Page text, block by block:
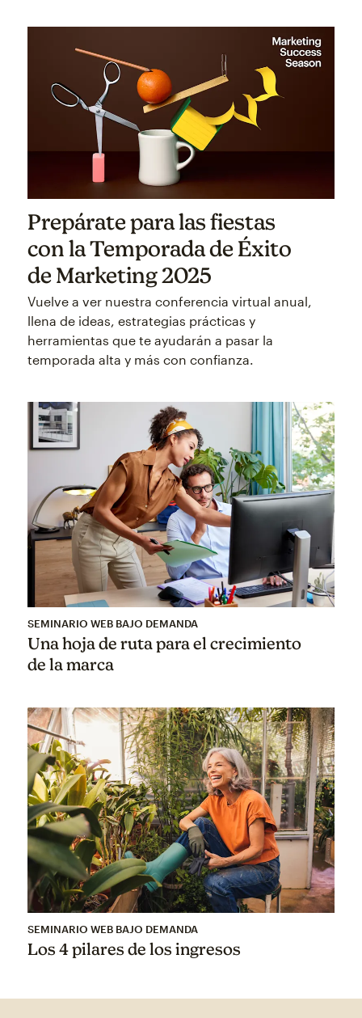
Prepárate para las fiestas
con la Temporada de Éxito
de Marketing 2025
Vuelve a ver nuestra conferencia virtual anual,
llena de ideas, estrategias prácticas y
herramientas que te ayudarán a pasar la
temporada alta y más con confianza.
SEMINARIO WEB BAJO DEMANDA
Una hoja de ruta para el crecimiento
de la marca
SEMINARIO WEB BAJO DEMANDA
Los 4 pilares de los ingresos